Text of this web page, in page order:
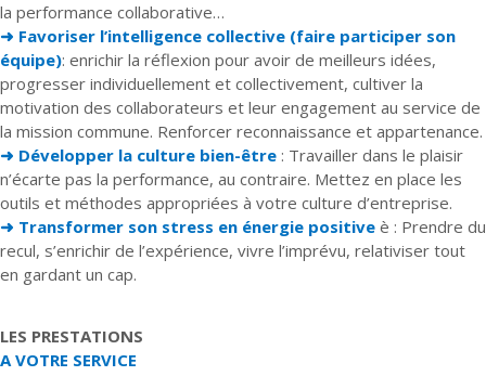
la performance collaborative…
➜ Favoriser l’intelligence collective (faire participer son
équipe): enrichir la réflexion pour avoir de meilleurs idées,
progresser individuellement et collectivement, cultiver la
motivation des collaborateurs et leur engagement au service de
la mission commune. Renforcer reconnaissance et appartenance.
➜ Développer la culture bien-être : Travailler dans le plaisir
n’écarte pas la performance, au contraire. Mettez en place les
outils et méthodes appropriées à votre culture d’entreprise.
➜ Transformer son stress en énergie positive è : Prendre du
recul, s’enrichir de l’expérience, vivre l’imprévu, relativiser tout
en gardant un cap.
LES PRESTATIONS
A VOTRE SERVICE